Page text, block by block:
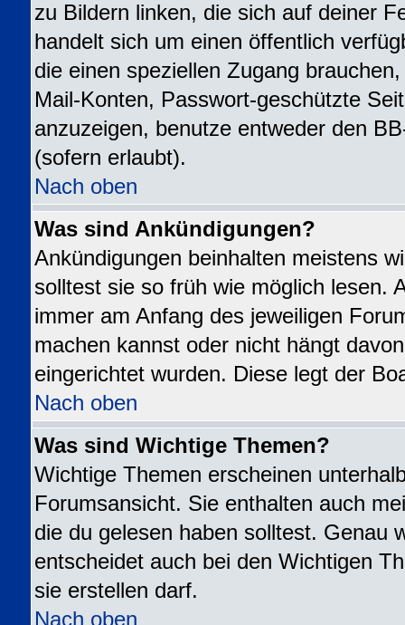
zu Bildern linken, die sich auf deiner
handelt sich um einen öffentlich
die einen speziellen Zugang
Mail-Konten, Passwort-geschützte
anzuzeigen, benutze entweder den
(sofern erlaubt).
Nach oben
Was sind Ankündigungen?
Ankündigungen beinhalten meistens
solltest sie so früh wie möglich lesen.
immer am Anfang des jeweiligen
machen kannst oder nicht hängt
eingerichtet wurden. Diese legt der
Nach oben
Was sind Wichtige Themen?
Wichtige Themen erscheinen
Forumsansicht. Sie enthalten auch
die du gelesen haben solltest. Genau
entscheidet auch bei den Wichtigen
sie erstellen darf.
Nach oben